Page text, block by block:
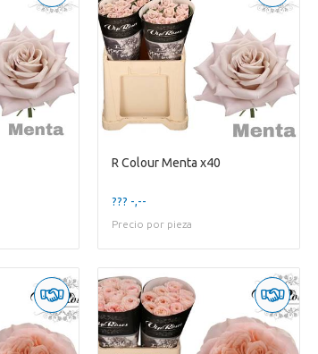
R Colour Menta x40
??? -,--
Precio por pieza